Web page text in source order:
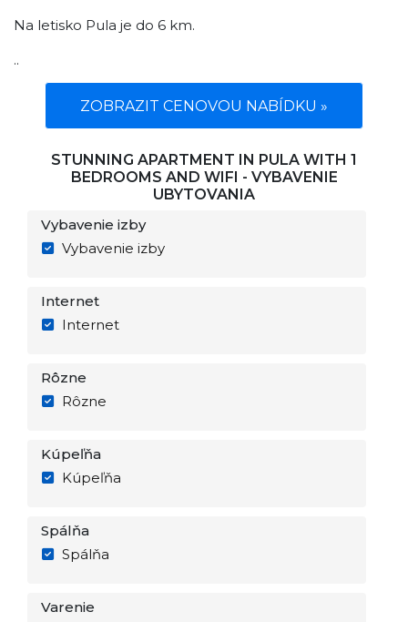
Na letisko Pula je do 6 km.
..
ZOBRAZIT CENOVOU NABÍDKU »
STUNNING APARTMENT IN PULA WITH 1
BEDROOMS AND WIFI - VYBAVENIE
UBYTOVANIA
Vybavenie izby
Vybavenie izby
Internet
Internet
Rôzne
Rôzne
Kúpeľňa
Kúpeľňa
Spálňa
Spálňa
Varenie